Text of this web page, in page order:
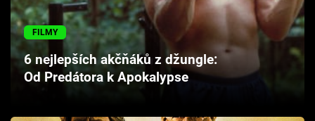
Pořady
TV Program
FILMY
6 nejlepších akčňáků z džungle:
Od Predátora k Apokalypse